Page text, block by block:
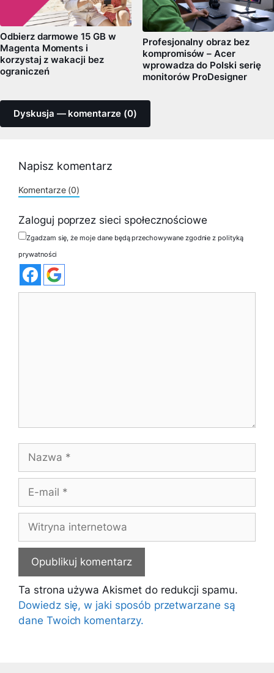
Odbierz darmowe 15 GB w
Magenta Moments i
korzystaj z wakacji bez
ograniczeń
Profesjonalny obraz bez
kompromisów – Acer
wprowadza do Polski serię
monitorów ProDesigner
Dyskusja — komentarze (0)
Napisz komentarz
Komentarze (0)
Zaloguj poprzez sieci społecznościowe
Zgadzam się, że moje dane będą przechowywane zgodnie z polityką
prywatności
Nazwa
Witryna
internetowa
Ta strona używa Akismet do redukcji spamu.
Dowiedz się, w jaki sposób przetwarzane są
dane Twoich komentarzy.